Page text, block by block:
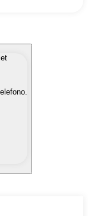
in modo
fiat quando ne
custodial.